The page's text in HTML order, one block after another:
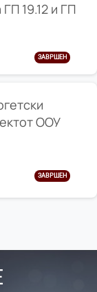
19.12 и ГП
ЗАВРШЕН
ООУ
ЗАВРШЕН